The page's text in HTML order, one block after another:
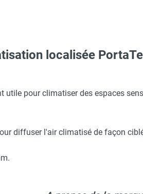
PortaTemp PT 6500 S - TROTEC
localisée
utile pour climatiser des espaces
diffuser l'air climatisé de façon